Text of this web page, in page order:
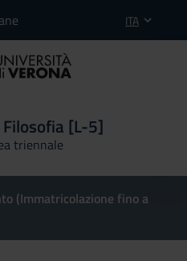
ITA
[L-5]
triennale
(Immatricolazione fino a